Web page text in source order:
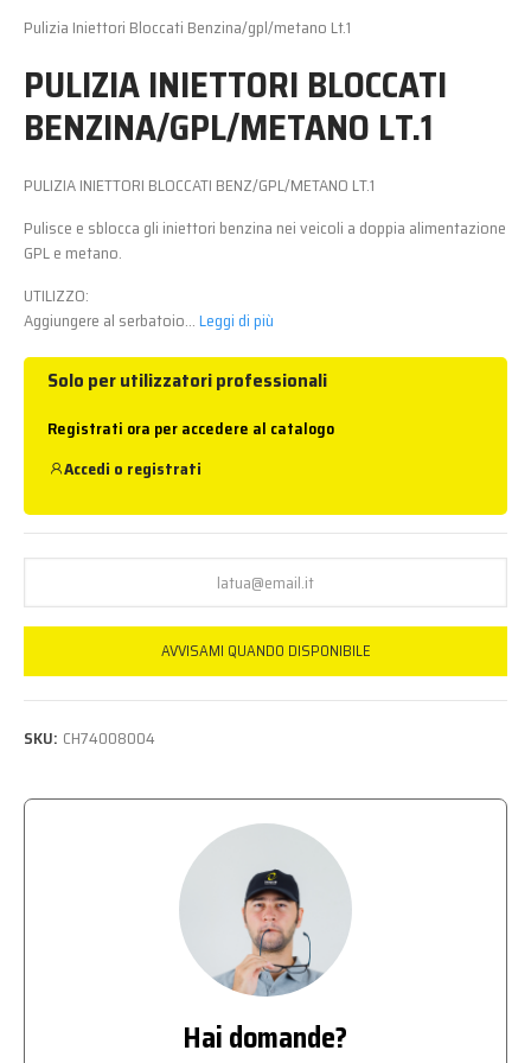
Pulizia Iniettori Bloccati Benzina/gpl/metano Lt.1
PULIZIA INIETTORI BLOCCATI
BENZINA/GPL/METANO LT.1
PULIZIA INIETTORI BLOCCATI BENZ/GPL/METANO LT.1
Pulisce e sblocca gli iniettori benzina nei veicoli a doppia alimentazione
GPL e metano.
UTILIZZO:
Aggiungere al serbatoio...Leggi di più
Solo per utilizzatori professionali
Registrati ora per accedere al catalogo
Accedi o registrati
AVVISAMI QUANDO DISPONIBILE
SKU: CH74008004
Hai domande?